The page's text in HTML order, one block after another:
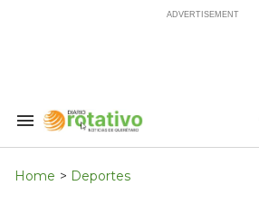
Search
Navigation
Home > Deportes